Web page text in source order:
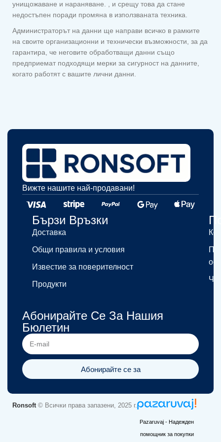
унищожаване и нараняване. , и срещу това да стане
недостъпен поради промяна в използваната техника.
Администраторът на данни ще направи всичко в рамките
на своите организационни и технически възможности, за да
гарантира, че неговите обработващи данни също
предприемат подходящи мерки за сигурност на данните,
когато работят с вашите лични данни.
Вижте нашите най-продавани!​
Бързи Връзки
Доставка
Общи правила и условия
Известие за поверителност
Продукти
Абонирайте Се За Нашия
Бюлетин
Абонирайте се за
Ronsoft© Всички права запазени, 2025 г.
Pazaruvaj - Надежден
помощник за покупки